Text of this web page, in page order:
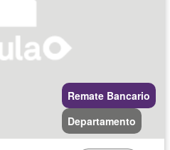
Remate Bancario
Departamento